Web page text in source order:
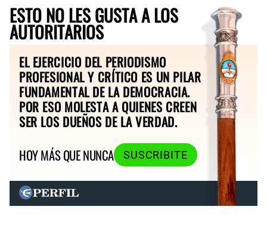
ESTO NO LES GUSTA A LOS
AUTORITARIOS
EL EJERCICIO DEL PERIODISMO
PROFESIONAL Y CRÍTICO ES UN PILAR
FUNDAMENTAL DE LA DEMOCRACIA.
POR ESO MOLESTA A QUIENES CREEN
SER LOS DUEÑOS DE LA VERDAD.
HOY MÁS QUE NUNCA
SUSCRIBITE